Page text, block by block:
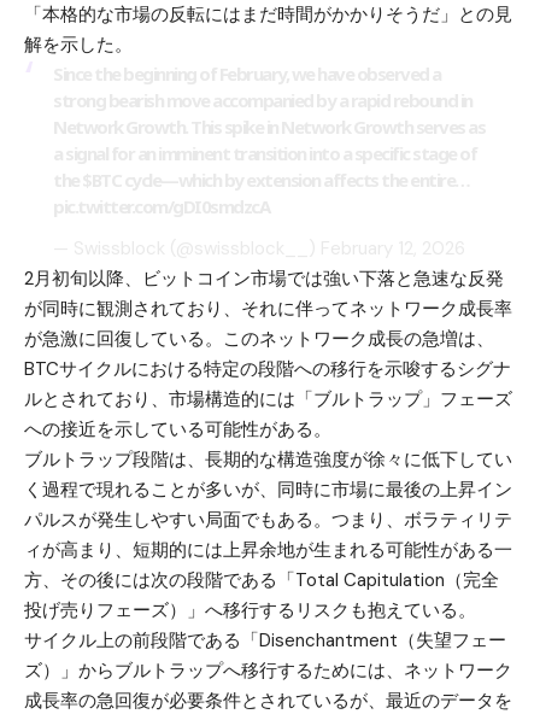
「本格的な市場の反転にはまだ時間がかかりそうだ」との見
解を示した。
2月初旬以降、ビットコイン市場では強い下落と急速な反発
が同時に観測されており、それに伴ってネットワーク成長率
が急激に回復している。このネットワーク成長の急増は、
BTCサイクルにおける特定の段階への移行を示唆するシグナ
ルとされており、市場構造的には「ブルトラップ」フェーズ
への接近を示している可能性がある。
ブルトラップ段階は、長期的な構造強度が徐々に低下してい
く過程で現れることが多いが、同時に市場に最後の上昇イン
パルスが発生しやすい局面でもある。つまり、ボラティリテ
ィが高まり、短期的には上昇余地が生まれる可能性がある一
方、その後には次の段階である「Total Capitulation（完全
投げ売りフェーズ）」へ移行するリスクも抱えている。
サイクル上の前段階である「Disenchantment（失望フェー
ズ）」からブルトラップへ移行するためには、ネットワーク
成長率の急回復が必要条件とされているが、最近のデータを